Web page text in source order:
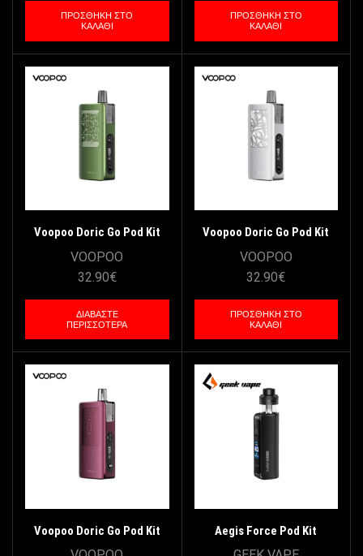
ΠΡΟΣΘΉΚΗ ΣΤΟ
ΚΑΛΆΘΙ
ΠΡΟΣΘΉΚΗ ΣΤΟ
ΚΑΛΆΘΙ
Voopoo Doric Go Pod Kit
2600mAh 5ml – Emerald
Green
VOOPOO
32.90€
ΔΙΑΒΆΣΤΕ
ΠΕΡΙΣΣΌΤΕΡΑ
Voopoo Doric Go Pod Kit
2600mAh 5ml – Silver
VOOPOO
32.90€
ΠΡΟΣΘΉΚΗ ΣΤΟ
ΚΑΛΆΘΙ
Voopoo Doric Go Pod Kit
2600mAh 5ml – Wine Red
Aegis Force Pod Kit
3200mAh 5ml GeekVape –